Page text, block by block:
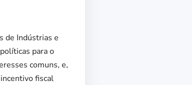
de Indústrias e
para o
comuns, e,
fiscal